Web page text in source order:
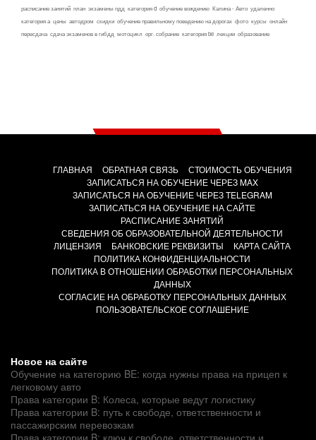
расписание занятий план экзамены пдд категория d обучение вождению Калина - Авто удаленно
категория а цены автодром скидки обучение правильному поведению на дорогах фото курсы онлайн
пересдача сдача экзаменов в гибдд мотоцикл орг. собрание категория be лекции образование
ГЛАВНАЯ ОБРАТНАЯ СВЯЗЬ
СТОИМОСТЬ ОБУЧЕНИЯ
ЗАПИСАТЬСЯ НА ОБУЧЕНИЕ ЧЕРЕЗ MAX
ЗАПИСАТЬСЯ НА ОБУЧЕНИЕ ЧЕРЕЗ TELEGRAM
ЗАПИСАТЬСЯ НА ОБУЧЕНИЕ НА САЙТЕ
РАСПИСАНИЕ ЗАНЯТИЙ
СВЕДЕНИЯ ОБ ОБРАЗОВАТЕЛЬНОЙ ДЕЯТЕЛЬНОСТИ
ЛИЦЕНЗИЯ
БАНКОВСКИЕ РЕКВИЗИТЫ
КАРТА САЙТА
ПОЛИТИКА КОНФИДЕНЦИАЛЬНОСТИ
ПОЛИТИКА В ОТНОШЕНИИ ОБРАБОТКИ ПЕРСОНАЛЬНЫХ
ДАННЫХ
СОГЛАСИЕ НА ОБРАБОТКУ ПЕРСОНАЛЬНЫХ ДАННЫХ
ПОЛЬЗОВАТЕЛЬСКОЕ СОГЛАШЕНИЕ
Новое на сайте
Обучение на категорию BE: когда нужны права на прицеп к
легковому авто
Права категории B: Колеса, которые ведут логистику
Права категории B: путь к свободе, ответственности и
пассажирским перевозкам
Права категории B: ключ к свободе, ответственности и